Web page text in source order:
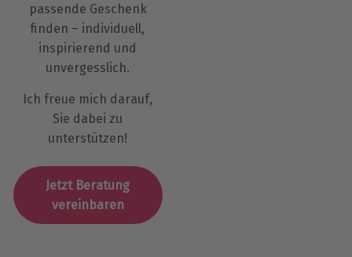
passende Geschenk
finden – individuell,
inspirierend und
unvergesslich.
Ich freue mich darauf,
Sie dabei zu
unterstützen!
Jetzt Beratung
vereinbaren